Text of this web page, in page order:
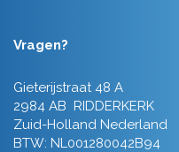
Vragen?
Gieterijstraat 48 A
2984 AB RIDDERKERK
Zuid-Holland Nederland
BTW: NL001280042B94